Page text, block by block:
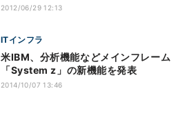
2012/06/29 12:13
ITインフラ
米IBM、分析機能などメインフレーム
「System z」の新機能を発表
2014/10/07 13:46